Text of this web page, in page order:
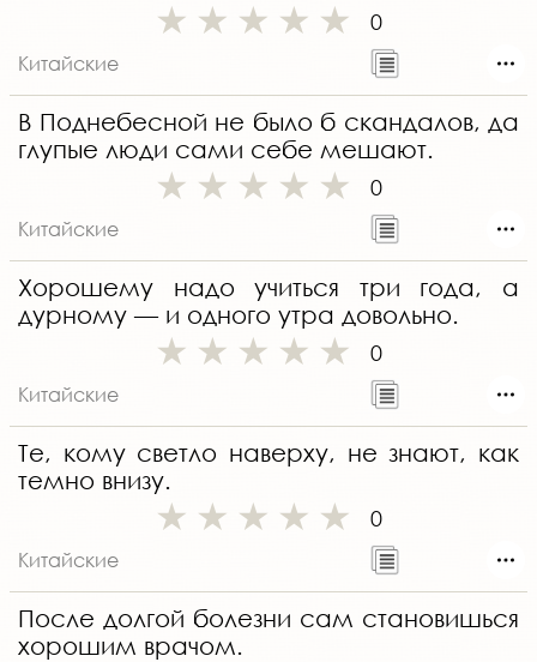
0
Китайские
В Поднебесной не было б скандалов, да
глупые люди сами себе мешают.
0
Китайские
Хорошему надо учиться три года, а
дурному — и одного утра довольно.
0
Китайские
Те, кому светло наверху, не знают, как
темно внизу.
0
Китайские
После долгой болезни сам становишься
хорошим врачом.